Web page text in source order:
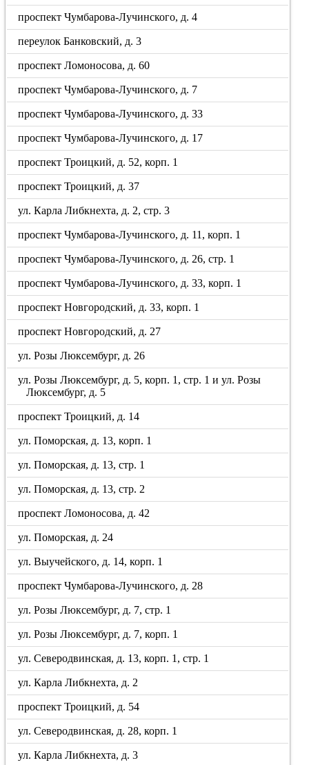
проспект Чумбарова-Лучинского, д. 4
переулок Банковский, д. 3
проспект Ломоносова, д. 60
проспект Чумбарова-Лучинского, д. 7
проспект Чумбарова-Лучинского, д. 33
проспект Чумбарова-Лучинского, д. 17
проспект Троицкий, д. 52, корп. 1
проспект Троицкий, д. 37
ул. Карла Либкнехта, д. 2, стр. 3
проспект Чумбарова-Лучинского, д. 11, корп. 1
проспект Чумбарова-Лучинского, д. 26, стр. 1
проспект Чумбарова-Лучинского, д. 33, корп. 1
проспект Новгородский, д. 33, корп. 1
проспект Новгородский, д. 27
ул. Розы Люксембург, д. 26
ул. Розы Люксембург, д. 5, корп. 1, стр. 1 и ул. Розы
Люксембург, д. 5
проспект Троицкий, д. 14
ул. Поморская, д. 13, корп. 1
ул. Поморская, д. 13, стр. 1
ул. Поморская, д. 13, стр. 2
проспект Ломоносова, д. 42
ул. Поморская, д. 24
ул. Выучейского, д. 14, корп. 1
проспект Чумбарова-Лучинского, д. 28
ул. Розы Люксембург, д. 7, стр. 1
ул. Розы Люксембург, д. 7, корп. 1
ул. Северодвинская, д. 13, корп. 1, стр. 1
ул. Карла Либкнехта, д. 2
проспект Троицкий, д. 54
ул. Северодвинская, д. 28, корп. 1
ул. Карла Либкнехта, д. 3